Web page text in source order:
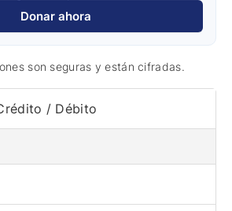
Donar ahora
son seguras y están cifradas.
/ Débito